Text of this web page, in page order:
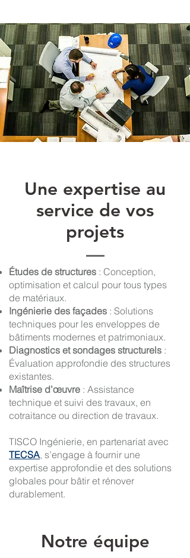
Une expertise au
service de vos
projets
Études de structures : Conception,
optimisation et calcul pour tous types
de matériaux.
Ingénierie des façades : Solutions
techniques pour les enveloppes de
bâtiments modernes et patrimoniaux.
Diagnostics et sondages structurels :
Évaluation approfondie des structures
existantes.
Maîtrise d’œuvre : Assistance
technique et suivi des travaux, en
cotraitance ou direction de travaux.
TISCO Ingénierie, en partenariat avec
TECSA, s’engage à fournir une
expertise approfondie et des solutions
globales pour bâtir et rénover
durablement.
Notre équipe